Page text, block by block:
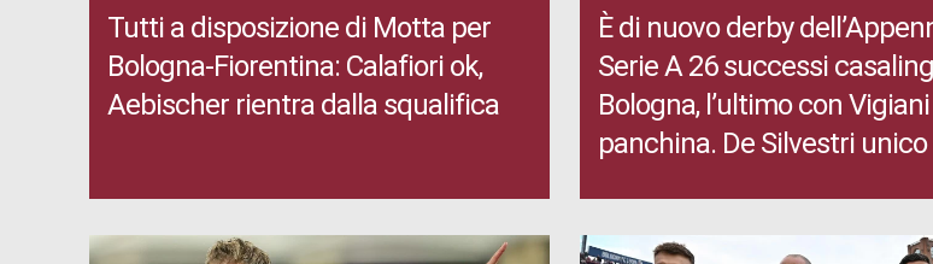
Tutti a disposizione di Motta per
Bologna-Fiorentina: Calafiori ok,
Aebischer rientra dalla squalifica
È di nuovo derby
Serie A 26 successi
Bologna, l’ultimo con
panchina. De Silvestri unico